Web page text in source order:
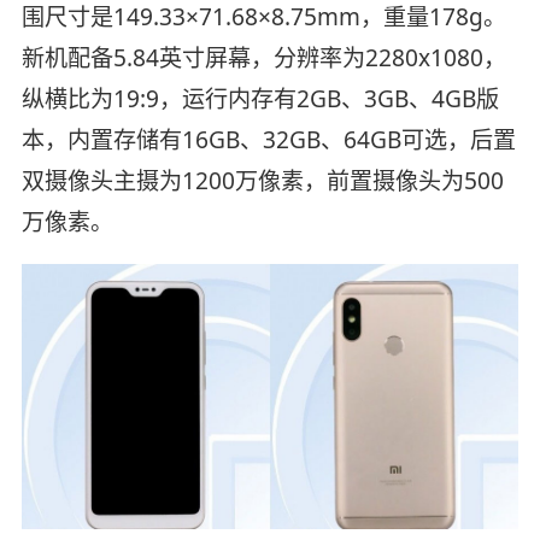
围尺寸是149.33×71.68×8.75mm，重量178g。
新机配备5.84英寸屏幕，分辨率为2280x1080，
纵横比为19:9，运行内存有2GB、3GB、4GB版
本，内置存储有16GB、32GB、64GB可选，后置
双摄像头主摄为1200万像素，前置摄像头为500
万像素。